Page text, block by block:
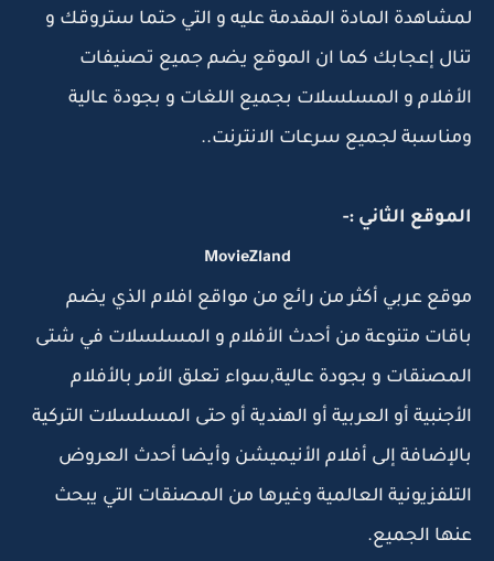
لمشاهدة المادة المقدمة عليه و التي حتما ستروقك و
تنال إعجابك كما ان الموقع يضم جميع تصنيفات
الأفلام و المسلسلات بجميع اللغات و بجودة عالية
ومناسبة لجميع سرعات الانترنت..
الموقع الثاني :-
MovieZland
موقع عربي أكثر من رائع من مواقع افلام الذي يضم
باقات متنوعة من أحدث الأفلام و المسلسلات في شتى
المصنقات و بجودة عالية,سواء تعلق الأمر بالأفلام
الأجنبية أو العربية أو الهندية أو حتى المسلسلات التركية
بالإضافة إلى أفلام الأنيميشن وأيضا أحدث العروض
التلفزيونية العالمية وغيرها من المصنقات التي يبحث
عنها الجميع.